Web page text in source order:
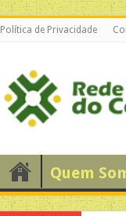
Política de Privacidade
Quem